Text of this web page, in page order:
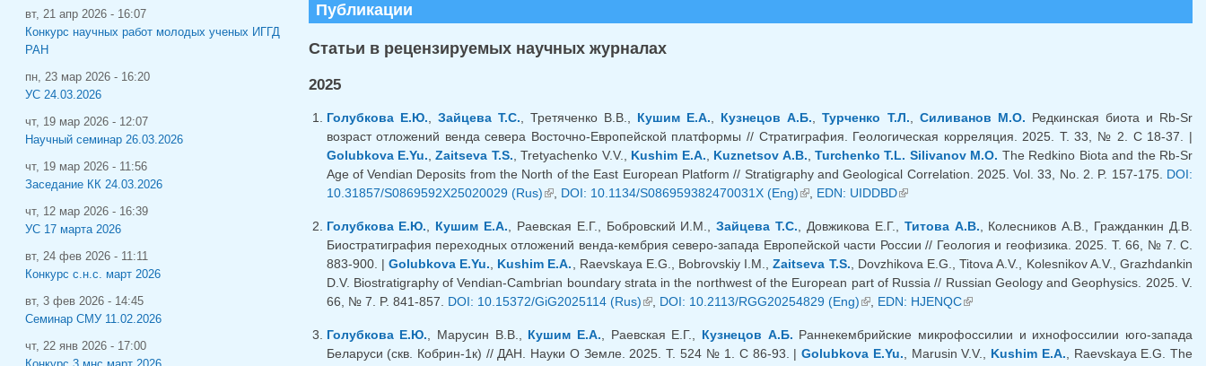
Публикации
Статьи в рецензируемых научных журналах
2025
Голубкова Е.Ю., Зайцева Т.С., Третяченко В.В., Кушим Е.А., Кузнецов А.Б.,Турченко Т.Л., Силиванов М.О. Редкинская биота и Rb-Sr
возраст отложений венда севера Восточно-Европейской платформы // Стратиграфия. Геологическая корреляция. 2025. Т. 33, № 2. С 18-37. |
Golubkova E.Yu.,Zaitseva T.S., Tretyachenko V.V., Kushim E.A., Kuznetsov A.B.,Turchenko T.L. Silivanov M.O. The Redkino Biota and the Rb-Sr
Age of Vendian Deposits from the North of the East European Platform // Stratigraphy and Geological Correlation. 2025. Vol. 33, No. 2. P. 157-175. DOI:
10.31857/S0869592X25020029 (Rus)(внешняя ссылка)
, DOI: 10.1134/S086959382470031X (Eng)(внешняя ссылка)
, EDN: UIDDBD(внешняя ссылка)
Голубкова Е.Ю., Кушим Е.А., Раевская Е.Г., Бобровский И.М.,Зайцева Т.С., Довжикова Е.Г., Титова А.В., Колесников А.В., Гражданкин Д.В.
Биостратиграфия переходных отложений венда-кембрия северо-запада Европейской части России // Геология и геофизика. 2025. Т. 66, № 7. С.
883-900. | Golubkova E.Yu., Kushim E.A., Raevskaya E.G., Bobrovskiy I.M.,Zaitseva T.S., Dovzhikova E.G., Titova A.V., Kolesnikov A.V., Grazhdankin
D.V. Biostratigraphy of Vendian-Cambrian boundary strata in the northwest of the European part of Russia // Russian Geology and Geophysics. 2025. V.
66, № 7. P. 841-857. DOI: 10.15372/GiG2025114 (Rus)(внешняя ссылка)
, DOI: 10.2113/RGG20254829 (Eng)(внешняя ссылка)
, EDN: HJENQC(внешняя ссылка)
Голубкова Е.Ю., Марусин В.В., Кушим Е.А., Раевская Е.Г., Кузнецов А.Б. Раннекембрийские микрофоссилии и ихнофоссилии юго-запада
Беларуси (скв. Кобрин-1к) // ДАН. Науки О Земле. 2025. Т. 524 № 1. С 86-93. |Golubkova E.Yu., Marusin V.V., Kushim E.A., Raevskaya E.G. The
вт, 21 апр 2026 - 16:07
Конкурс научных работ молодых ученых ИГГД
РАН
пн, 23 мар 2026 - 16:20
УС 24.03.2026
чт, 19 мар 2026 - 12:07
Научный семинар 26.03.2026
чт, 19 мар 2026 - 11:56
Заседание КК 24.03.2026
чт, 12 мар 2026 - 16:39
УС 17 марта 2026
вт, 24 фев 2026 - 11:11
Конкурс с.н.с. март 2026
вт, 3 фев 2026 - 14:45
Семинар СМУ 11.02.2026
чт, 22 янв 2026 - 17:00